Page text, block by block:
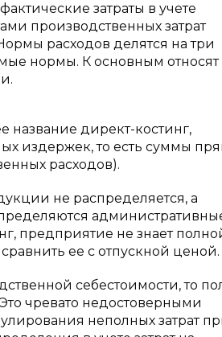
затраты в учете
производственных затрат
расходов делятся на три
нормы. К основным относят
название директ-костинг,
издержек, то есть суммы
расходов).
не распределяется, а
предприятие не знает
ее с отпускной ценой.
себестоимости, то
чревато недостоверными
неполных затрат